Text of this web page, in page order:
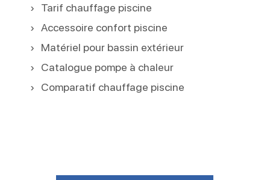
Tarif chauffage piscine
Accessoire confort piscine
Matériel pour bassin extérieur
Catalogue pompe à chaleur
Comparatif chauffage piscine